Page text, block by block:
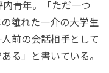
青年。「ただ一つ
離れた一介の大学生
前の会話相手として
る」と書いている。